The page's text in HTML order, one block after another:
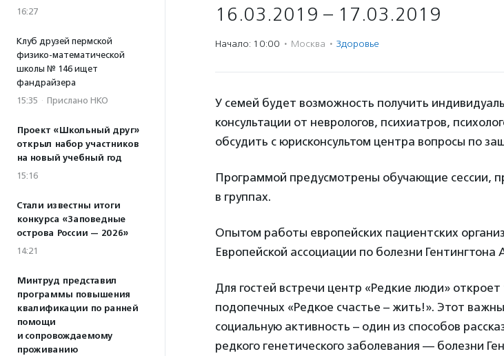
16:27
Клуб друзей пермской
физико-математической
школы № 146 ищет
фандрайзера
15:35 · Прислано НКО
Проект «Школьный друг»
открыл набор участников
на новый учебный год
15:16
Стали известны итоги
конкурса «Заповедные
острова России — 2026»
14:21
Минтруд представил
программы повышения
квалификации по ранней
помощи
и сопровождаемому
проживанию
16.03.2019 – 17.03.2019
Начало: 10:00 · Москва · Здоровье
У семей будет возможность получить
консультации от неврологов, психиатров,
обсудить с юрисконсультом центра вопросы по
Программой предусмотрены обучающие сессии,
в группах.
Опытом работы европейских пациентских
Европейской ассоциации по болезни Гентингтона
Для гостей встречи центр «Редкие люди»
подопечных «Редкое счастье – жить!». Этот
социальную активность – один из способов
редкого генетического заболевания — болезни